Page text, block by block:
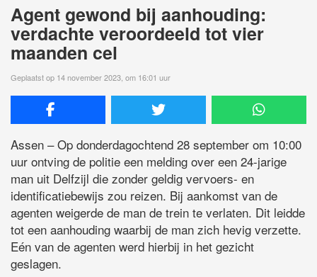
Agent gewond bij aanhouding:
verdachte veroordeeld tot vier
maanden cel
Geplaatst op 14 november 2023, om 16:01 uur
Assen – Op donderdagochtend 28 september om 10:00
uur ontving de politie een melding over een 24-jarige
man uit Delfzijl die zonder geldig vervoers- en
identificatiebewijs zou reizen. Bij aankomst van de
agenten weigerde de man de trein te verlaten. Dit leidde
tot een aanhouding waarbij de man zich hevig verzette.
Eén van de agenten werd hierbij in het gezicht
geslagen.